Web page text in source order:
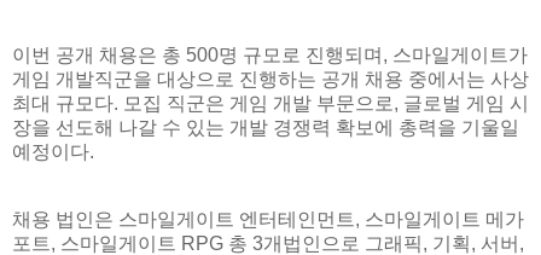
이번 공개 채용은 총 500명 규모로 진행되며, 스마일게이트가
게임 개발직군을 대상으로 진행하는 공개 채용 중에서는 사상
최대 규모다. 모집 직군은 게임 개발 부문으로, 글로벌 게임 시
장을 선도해 나갈 수 있는 개발 경쟁력 확보에 총력을 기울일
예정이다.
채용 법인은 스마일게이트 엔터테인먼트, 스마일게이트 메가
포트, 스마일게이트 RPG 총 3개법인으로 그래픽, 기획, 서버,